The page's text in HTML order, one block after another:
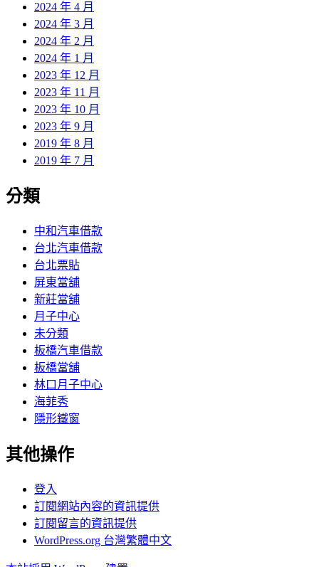
2024 年 4 月
2024 年 3 月
2024 年 2 月
2024 年 1 月
2023 年 12 月
2023 年 11 月
2023 年 10 月
2023 年 9 月
2019 年 8 月
2019 年 7 月
分類
中和汽車借款
台北汽車借款
台北票貼
屏東當舖
新莊當舖
月子中心
未分類
板橋汽車借款
板橋當舖
林口月子中心
海菲秀
隱形鐵窗
其他操作
登入
訂閱網站內容的資訊提供
訂閱留言的資訊提供
WordPress.org 台灣繁體中文